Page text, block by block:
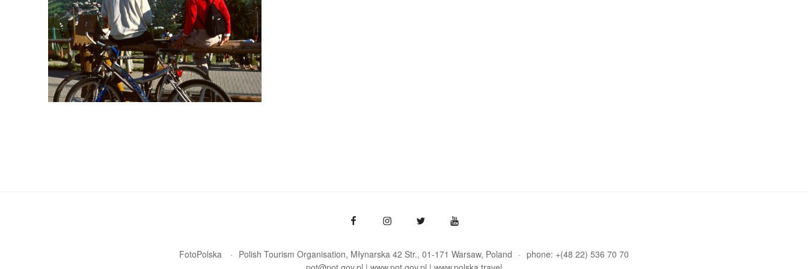
FotoPolska Polish Tourism Organisation, Młynarska 42 Str., 01-171 Warsaw Poland
phone: +(48 22) 536 70 70